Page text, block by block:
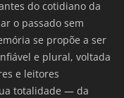
do cotidiano da
o passado sem
se propõe a ser
e plural, voltada
e leitores
totalidade — da